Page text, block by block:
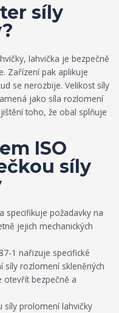
síly
lahvička je bezpečně
Zařízení pak aplikuje
se nerozbije. Velikost síly
jako síla rozlomení
toho, že obal splňuje
ISO
síly
specifikuje požadavky na
jejich mechanických
1 nařizuje specifické
síly rozlomení skleněných
otevřít bezpečně a
síly prolomení lahvičky